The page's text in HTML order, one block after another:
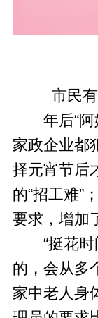
市民
年后“阿
家政企业都
择元宵节后
的“招工难”
要求，增加
“挺花时
的，会从多
家中老人身